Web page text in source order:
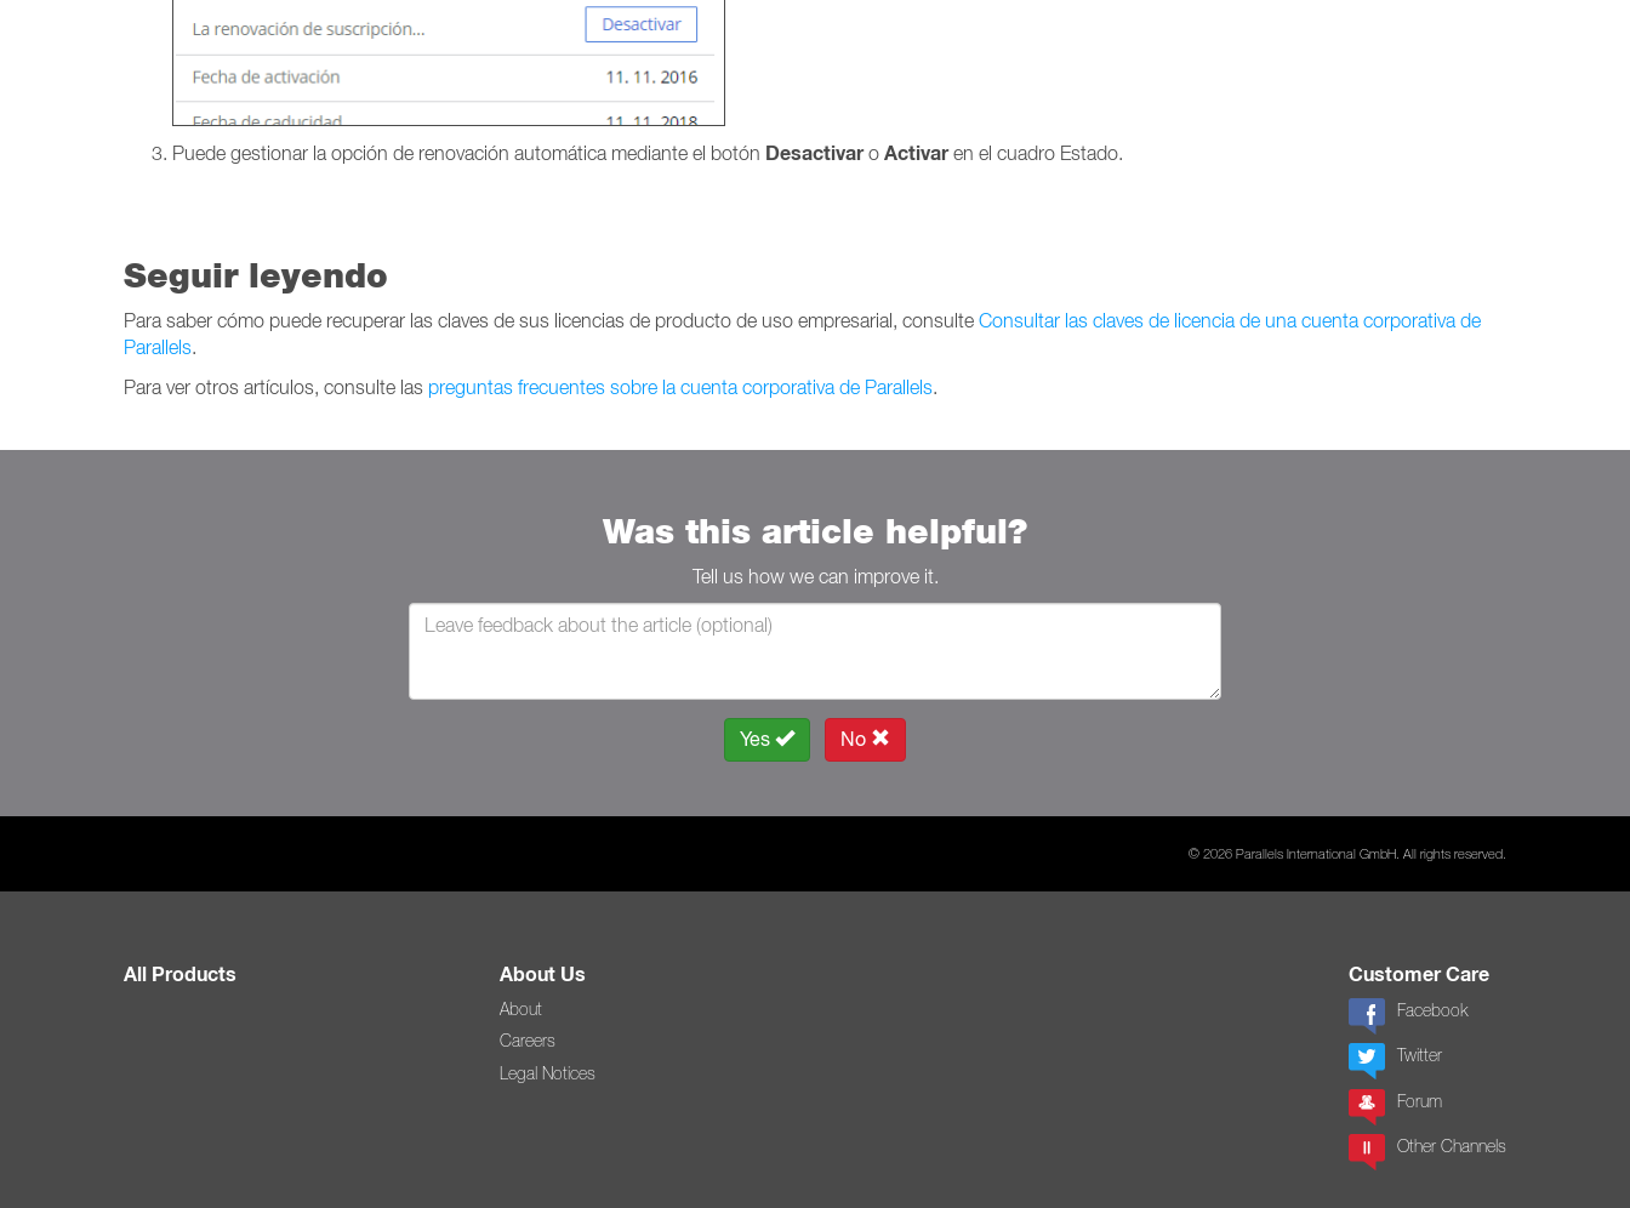
Puede gestionar la opción de renovación automática mediante el botón Desactivaro Activaren el cuadro Estado.
Seguir leyendo
Para saber cómo puede recuperar las claves de sus licencias de producto de uso empresarial, consulte Consultar las claves de licencia de una cuenta corporativa de
Parallels.
Para ver otros artículos, consulte las preguntas frecuentes sobre la cuenta corporativa de Parallels.
Was this article helpful?
Tell us how we can improve it.
Yes No
© 2026 Parallels International GmbH. All rights reserved.
All Products About Us
About
Careers
Legal Notices
Customer Care
Facebook
Twitter
Forum
Other Channels